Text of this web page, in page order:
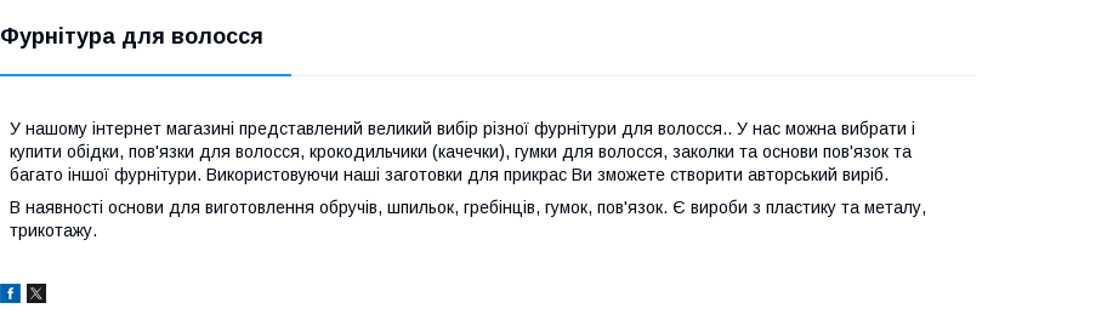
Фурнітура для волосся
У нашому інтернет магазині представлений великий вибір різної фурнітури для волосся.. У нас можна вибрати і
купити обідки, пов'язки для волосся, крокодильчики (качечки), гумки для волосся, заколки та основи пов'язок та
багато іншої фурнітури. Використовуючи наші заготовки для прикрас Ви зможете створити авторський виріб.
В наявності основи для виготовлення обручів, шпильок, гребінців, гумок, пов'язок. Є вироби з пластику та металу,
трикотажу.